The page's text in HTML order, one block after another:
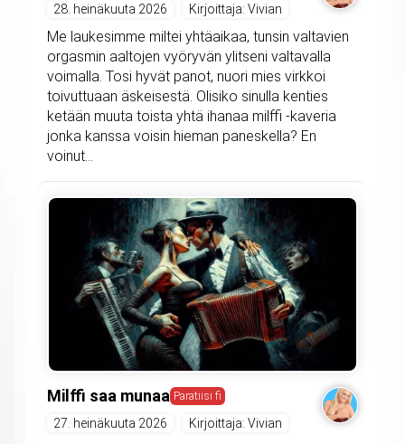
28. heinäkuuta 2026 Kirjoittaja: Vivian
Me laukesimme miltei yhtäaikaa, tunsin valtavien
orgasmin aaltojen vyöryvän ylitseni valtavalla
voimalla. Tosi hyvät panot, nuori mies virkkoi
toivuttuaan äskeisestä. Olisiko sinulla kenties
ketään muuta toista yhtä ihanaa milffi -kaveria
jonka kanssa voisin hieman paneskella? En
voinut...
Milffi saa munaa Paratiisi fi
27. heinäkuuta 2026 Kirjoittaja: Vivian